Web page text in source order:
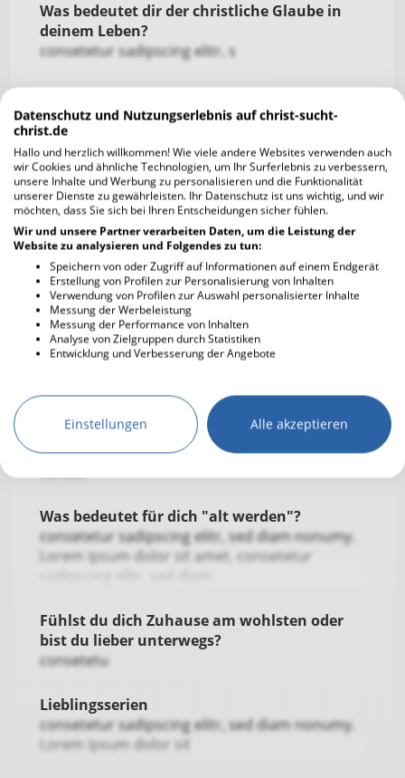
Wandern
Bergsteigen
Fotografie
Zeichnen
Autos
Gartenarbeit
Singen
Backen
Joggen / Laufen
Camping
Computerspiele /
Spielkonsolen
Shoppen
Sprachen lernen
Filme gucken
Fitnessstudio
Was bedeutet dir der christliche Glaube in
deinem Leben?
consetetur sadipscing elitr, s
Beziehung?
consetetur sadipscing elitr, sed diam n
Was bedeuten dir deine Freunde?
consetetur sadipscing elitr, sed diam nonumy.
Lore
Wie definierst du Erfolg?
consetetur sadipscing elitr, sed diam no
Was für eine Rolle spielt Geld in deinem
Leben?
sadipscing elitr, sed diam no
Bist du ein Tierfreund?
Was bedeutet für dich "alt werden"?
consetetur sadipscing elitr, sed diam nonumy.
Lorem ipsum dolor sit amet, consetetur
Fühlst du dich Zuhause am wohlsten oder
bist du lieber unterwegs?
consetetu
Lieblingsserien
consetetur sadipscing elitr, sed diam nonumy.
Lorem ipsum dolor sit
Datenschutz und Nutzungserlebnis auf christ-sucht-
christ.de
Hallo und herzlich willkommen! Wie viele andere Websites verwenden auch
wir Cookies und ähnliche Technologien, um Ihr Surferlebnis zu verbessern,
unsere Inhalte und Werbung zu personalisieren und die Funktionalität
unserer Dienste zu gewährleisten. Ihr Datenschutz ist uns wichtig, und wir
möchten, dass Sie sich bei Ihren Entscheidungen sicher fühlen.
Wir und unsere Partner verarbeiten Daten, um die Leistung der
Website zu analysieren und Folgendes zu tun:
Speichern von oder Zugriff auf Informationen auf einem Endgerät
Erstellung von Profilen zur Personalisierung von Inhalten
Verwendung von Profilen zur Auswahl personalisierter Inhalte
Messung der Werbeleistung
Messung der Performance von Inhalten
Analyse von Zielgruppen durch Statistiken
Entwicklung und Verbesserung der Angebote
Einstellungen Alle akzeptieren